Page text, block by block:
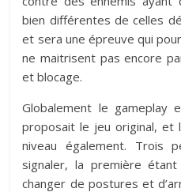
bien différentes de celles
et sera une épreuve qui
ne maitrisent pas encore
et blocage.
Globalement le
proposait le jeu original,
niveau également. Trois
signaler, la première
changer de postures et